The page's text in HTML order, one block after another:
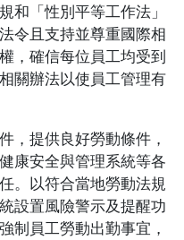
和「性別平等工作法」
令且支持並尊重國際相
，確信每位員工均受到
關辦法以使員工管理有
，提供良好勞動條件，
康安全與管理系統等各
。以符合當地勞動法規
設置風險警示及提醒功
制員工勞動出勤事宜，